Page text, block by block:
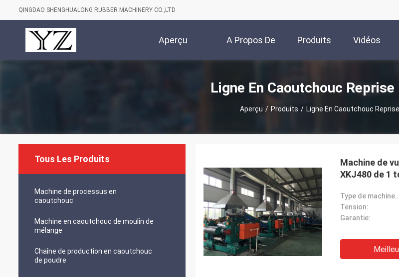
QINGDAO SHENGHUALONG RUBBER MACHINERY CO.,LTD
Aperçu A Propos De
Nous
Produits Vidéos
Ligne En Caoutchouc Reprise
Aperçu / Produits / Ligne En Caoutchouc
Tous Les Produits
Machine de processus en
caoutchouc
Machine en caoutchouc de moulin de
mélange
Chaîne de production en caoutchouc
de poudre
Machine de
XKJ480 de 1
Type de machine de pneu:
Tension:
Garantie: